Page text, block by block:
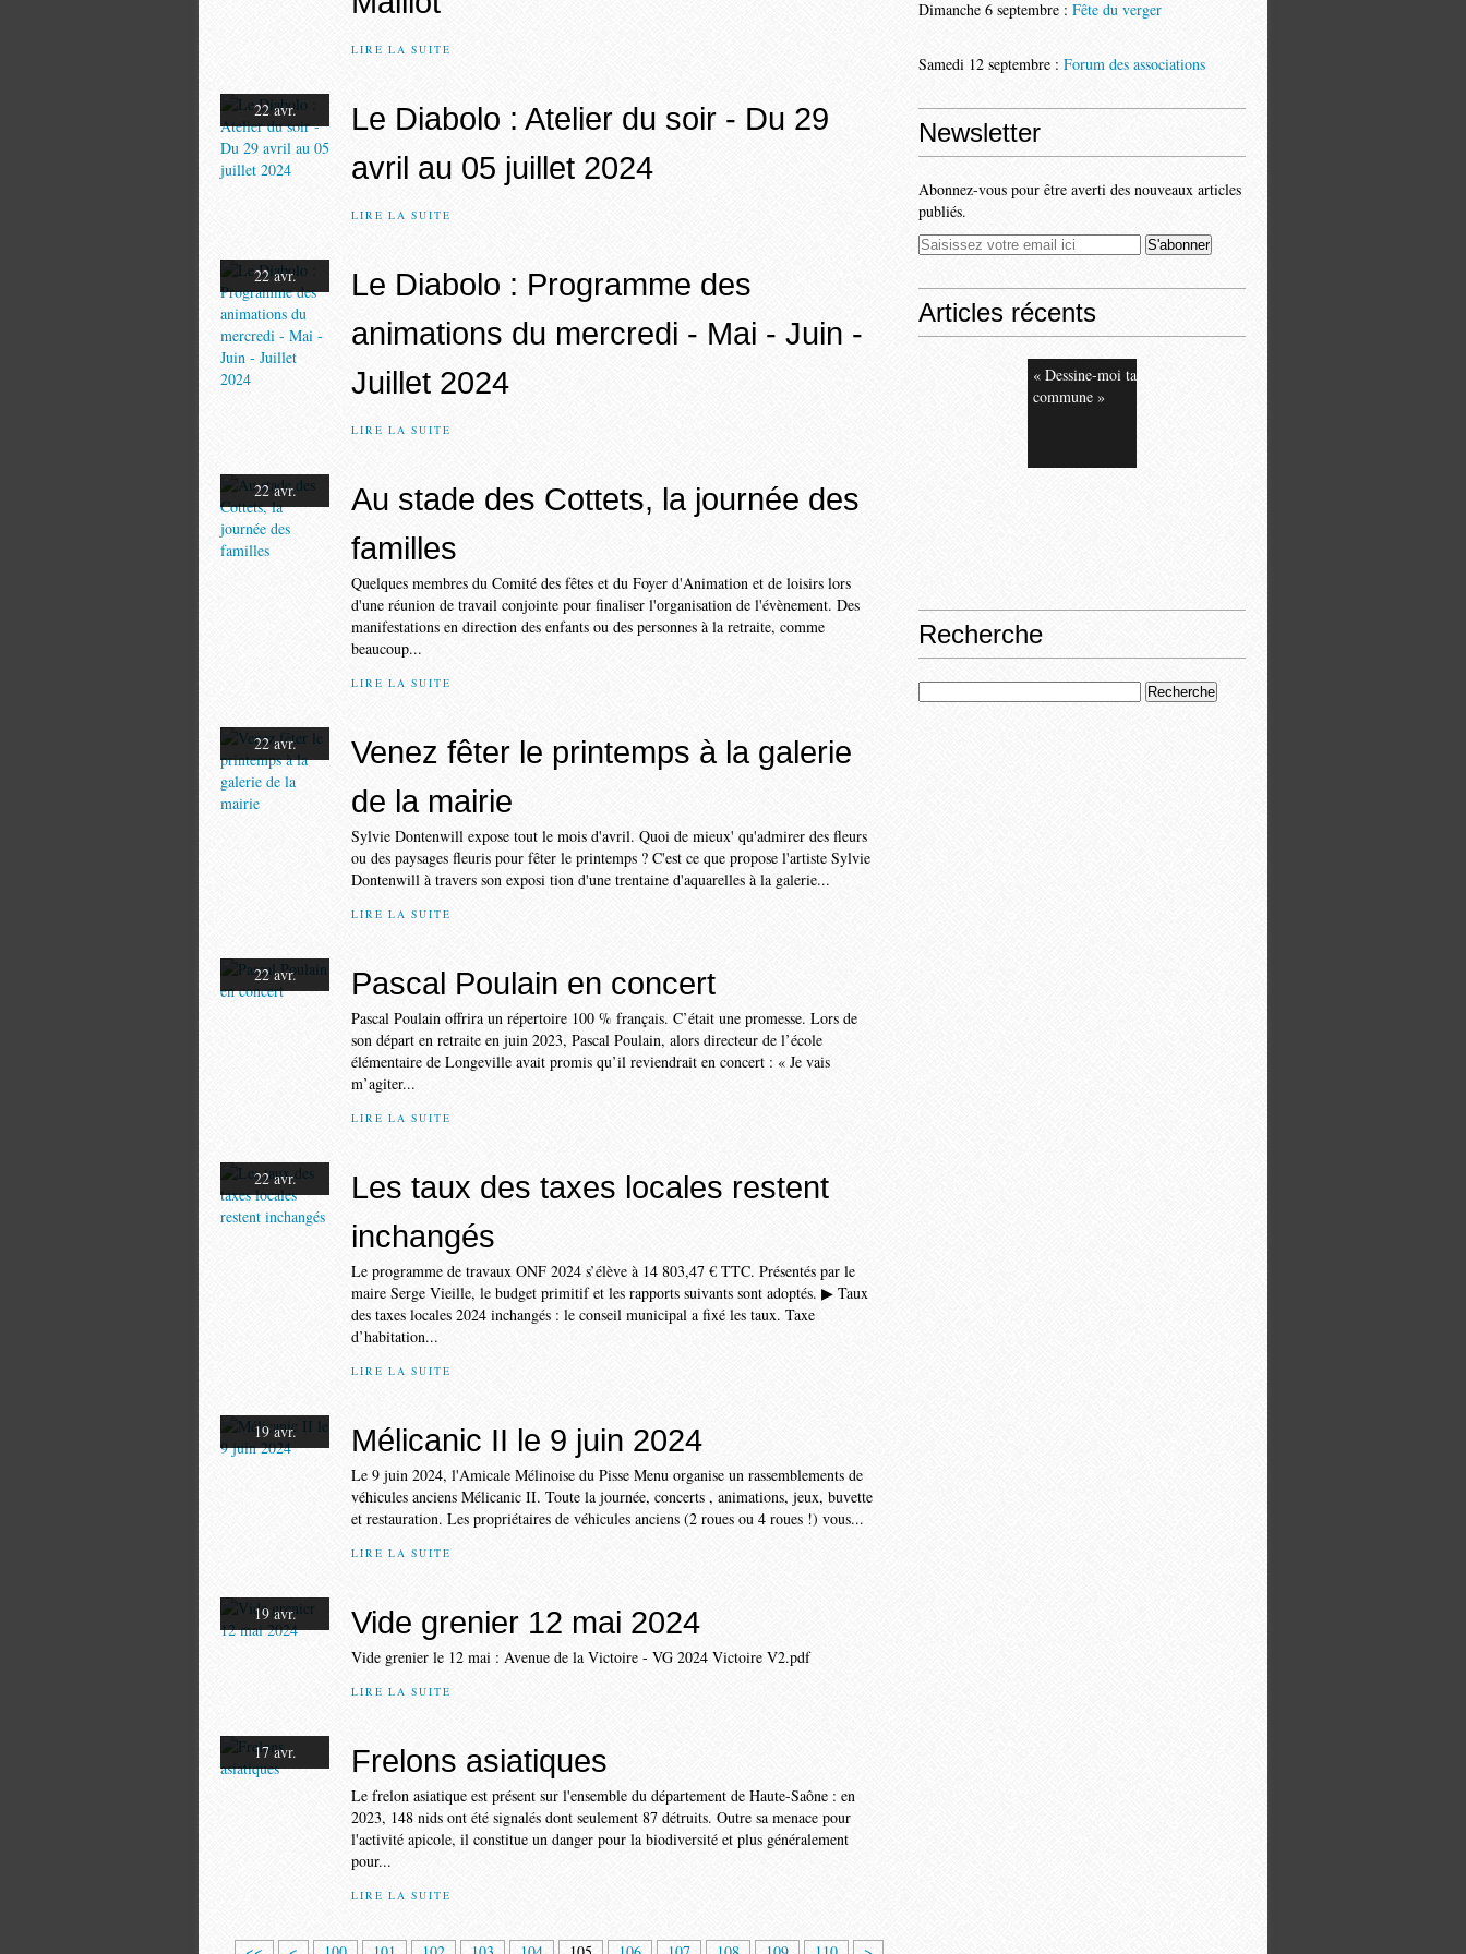
LIRE LA SUITE
22 avr.
Le Diabolo : Atelier du soir - Du 29
avril au 05 juillet 2024
LIRE LA SUITE
22 avr.
Le Diabolo : Programme des
animations du mercredi - Mai - Juin -
Juillet 2024
LIRE LA SUITE
22 avr.
Au stade des Cottets, la journée des
familles
Quelques membres du Comité des fêtes et du Foyer d'Anima­tion et de loisirs lors
d'une réunion de travail conjointe pour finaliser l'organisation de l'évènement. Des
manifestations en direction des enfants ou des personnes à la retraite, comme
beaucoup...
LIRE LA SUITE
22 avr.
Venez fêter le printemps à la galerie
de la mairie
Sylvie Dontenwill expose tout le mois d'avril. Quoi de mieux' qu'admirer des fleurs
ou des paysages fleuris pour fêter le printemps ? C'est ce que propose l'artiste Sylvie
Dontenwill à travers son exposi tion d'une trentaine d'aquarelles à la galerie...
LIRE LA SUITE
22 avr. Pascal Poulain en concert
Pascal Poulain offrira un répertoire 100 % français. C’était une promesse. Lors de
son départ en retraite en juin 2023, Pascal Poulain, alors directeur de l’école
élémentaire de Longeville avait promis qu’il reviendrait en concert : « Je vais
m’agiter...
LIRE LA SUITE
22 avr.
Les taux des taxes locales restent
inchangés
Le programme de travaux ONF 2024 s’élève à 14 803,47 € TTC. Présentés par le
maire Serge Vieille, le budget primitif et les rapports suivants sont adoptés. ▶ Taux
des taxes locales 2024 inchangés : le conseil municipal a fixé les taux. Taxe
d’habitation...
LIRE LA SUITE
19 avr. Mélicanic II le 9 juin 2024
Le 9 juin 2024, l'Amicale Mélinoise du Pisse Menu organise un rassemblements de
véhicules anciens Mélicanic II. Toute la journée, concerts , animations, jeux, buvette
et restauration. Les propriétaires de véhicules anciens (2 roues ou 4 roues !) vous...
LIRE LA SUITE
19 avr. Vide grenier 12 mai 2024
Vide grenier le 12 mai : Avenue de la Victoire - VG 2024 Victoire V2.pdf
LIRE LA SUITE
17 avr. Frelons asiatiques
Le frelon asiatique est présent sur l'ensemble du département de Haute-Saône : en
2023, 148 nids ont été signalés dont seulement 87 détruits. Outre sa menace pour
l'activité apicole, il constitue un danger pour la biodiversité et plus généralement
pour...
LIRE LA SUITE
Dimanche 6 septembre : Fête du verger
Samedi 12 septembre : Forum des associations
Newsletter
Abonnez-vous pour être averti des nouveaux articles
publiés.
Articles récents
« Dessine-moi ta
commune »
Recherche